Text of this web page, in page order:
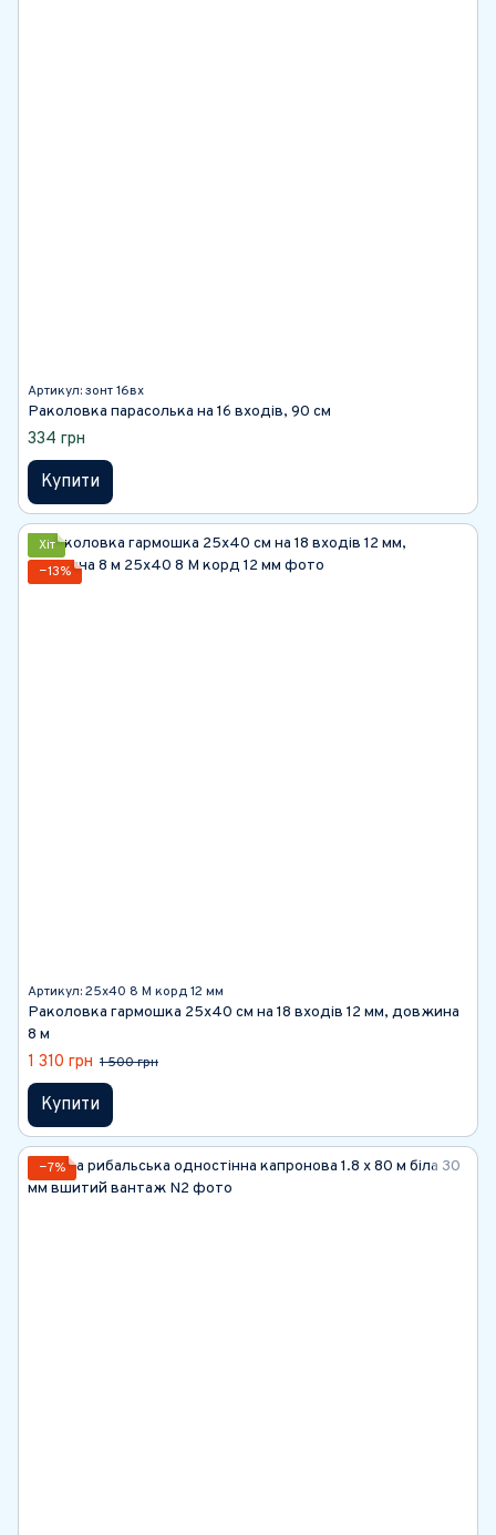
Артикул: зонт 16вх
Раколовка парасолька на 16 входів, 90 см
334 грн
Купити
Хіт
−13%
Артикул: 25х40 8 М корд 12 мм
Раколовка гармошка 25х40 см на 18 входів 12 мм, довжина
8 м
1 310 грн 1 500 грн
Купити
−7%